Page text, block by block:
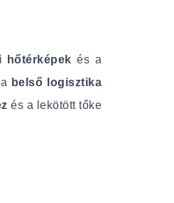
hőtérképekés a
belső logisztika
és a lekötött tőke